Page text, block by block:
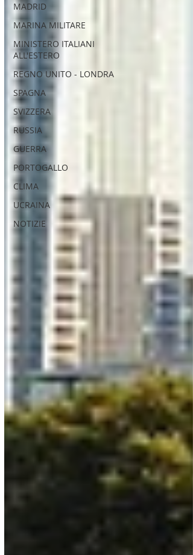
MADRID
MARINA MILITARE
MINISTERO ITALIANI
ALL'ESTERO
REGNO UNITO - LONDRA
SPAGNA
SVIZZERA
RUSSIA
GUERRA
PORTOGALLO
CLIMA
UCRAINA
NOTIZIE